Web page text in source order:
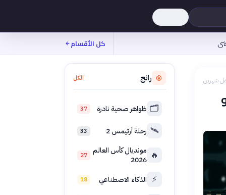
كل الأقسام
شهرين رائج الكل
🗂️ ظواهر صحية نادرة 37
🛰️ رحلة أرتيمس 2 33
🔥 مونديال كأس العالم
2026
27
⚡ الذكاء الاصطناعي 18